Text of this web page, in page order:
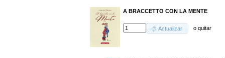
A BRACCETTO CON LA MENTE
Actualizar oquitar